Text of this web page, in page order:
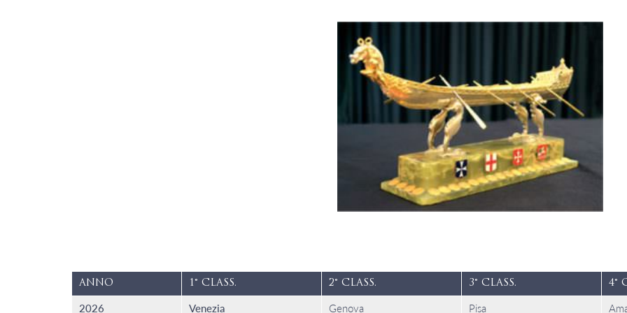
ANNO 1° CLASS. 2° CLASS. 3° CLASS. 4°
2026 Venezia Genova Pisa